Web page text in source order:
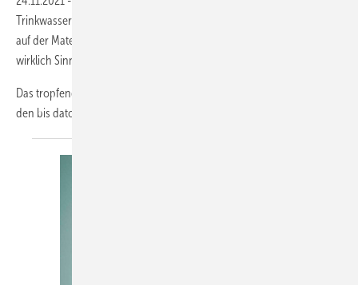
Trinkwassererwärmers, steht oft das Membran-Ausdehnungsgefäß
auf der Materialliste für den Kaltwasseranschluss. Aber macht es
wirklich Sinn, so ein Ding dort einzubauen?
Das tropfende Sicherheitsventil eines Trinkwassererwärmers ist für
den bis dato